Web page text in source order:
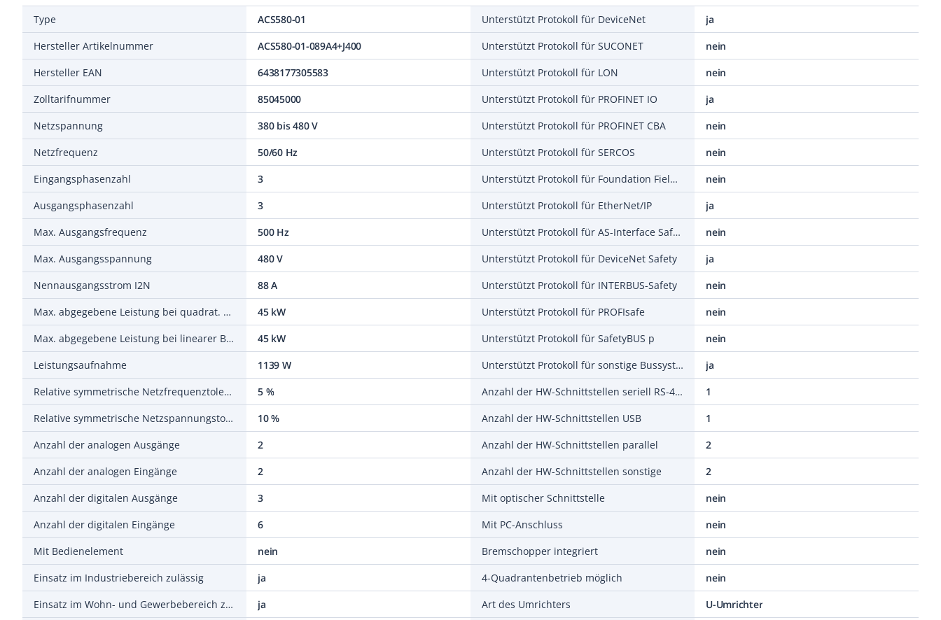
Type
ACS580-01
Hersteller Artikelnummer
ACS580-01-089A4+J400
Hersteller EAN
6438177305583
Zolltarifnummer
85045000
Netzspannung
380 bis 480 V
Netzfrequenz
50/60 Hz
Eingangsphasenzahl
3
Ausgangsphasenzahl
3
Max. Ausgangsfrequenz
500 Hz
Max. Ausgangsspannung
480 V
Nennausgangsstrom I2N
88 A
Max. abgegebene Leistung bei quadrat. Belastung bei Bemessungsausgangsspannung
45 kW
Max. abgegebene Leistung bei linearer Belastung bei Bemessungsausgangsspannung
45 kW
Leistungsaufnahme
1139 W
Relative symmetrische Netzfrequenztoleranz
5 %
Relative symmetrische Netzspannungstoleranz
10 %
Anzahl der analogen Ausgänge
2
Anzahl der analogen Eingänge
2
Anzahl der digitalen Ausgänge
3
Anzahl der digitalen Eingänge
6
Mit Bedienelement
nein
Einsatz im Industriebereich zulässig
ja
Einsatz im Wohn- und Gewerbebereich zulässig
ja
Unterstützt Protokoll für DeviceNet
ja
Unterstützt Protokoll für SUCONET
nein
Unterstützt Protokoll für LON
nein
Unterstützt Protokoll für PROFINET IO
ja
Unterstützt Protokoll für PROFINET CBA
nein
Unterstützt Protokoll für SERCOS
nein
Unterstützt Protokoll für Foundation Fieldbus
nein
Unterstützt Protokoll für EtherNet/IP
ja
Unterstützt Protokoll für AS-Interface Safety at Work
nein
Unterstützt Protokoll für DeviceNet Safety
ja
Unterstützt Protokoll für INTERBUS-Safety
nein
Unterstützt Protokoll für PROFIsafe
nein
Unterstützt Protokoll für SafetyBUS p
nein
Unterstützt Protokoll für sonstige Bussysteme
ja
Anzahl der HW-Schnittstellen seriell RS-485
1
Anzahl der HW-Schnittstellen USB
1
Anzahl der HW-Schnittstellen parallel
2
Anzahl der HW-Schnittstellen sonstige
2
Mit optischer Schnittstelle
nein
Mit PC-Anschluss
nein
Bremschopper integriert
nein
4-Quadrantenbetrieb möglich
nein
Art des Umrichters
U-Umrichter